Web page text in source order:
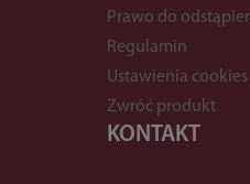
Prawo do
Regulamin
Ustawienia cookies
Zwróć produkt
KONTAKT